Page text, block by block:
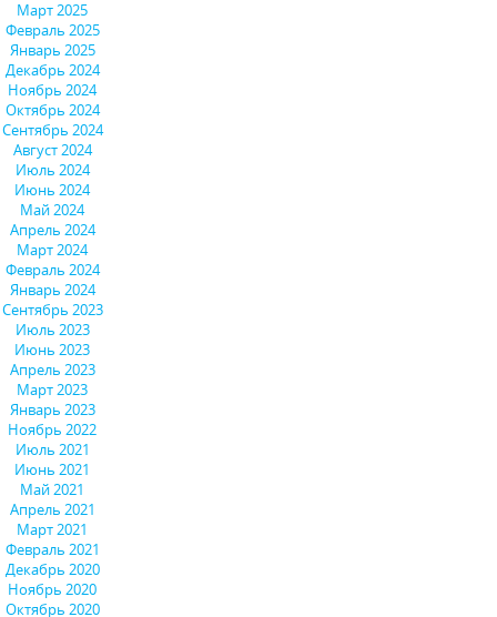
Март 2025
Февраль 2025
Январь 2025
Декабрь 2024
Ноябрь 2024
Октябрь 2024
Сентябрь 2024
Август 2024
Июль 2024
Июнь 2024
Май 2024
Апрель 2024
Март 2024
Февраль 2024
Январь 2024
Сентябрь 2023
Июль 2023
Июнь 2023
Апрель 2023
Март 2023
Январь 2023
Ноябрь 2022
Июль 2021
Июнь 2021
Май 2021
Апрель 2021
Март 2021
Февраль 2021
Декабрь 2020
Ноябрь 2020
Октябрь 2020